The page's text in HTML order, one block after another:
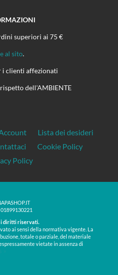
superiori ai 75 €
al sito.
i clienti affezionati
dell'AMBIENTE
Lista dei desideri
Cookie Policy
Policy
01899130221
i diritti riservati.
ai sensi della normativa vigente. La
totale o parziale, del materiale
vietate in assenza di